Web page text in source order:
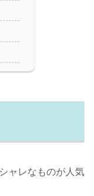
ャレなものが人気